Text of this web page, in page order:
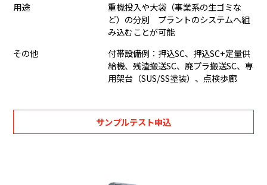
用途
重機投入や大袋（事業系の生ゴミな
ど）の分別 プラントのシステムへ組
み込むことが可能
その他
付帯設備例：押込SC、押込SC+定量供
給機、残渣搬送SC、廃プラ搬送SC、専
用架台（SUS/SS塗装）、点検歩廊
サンプルテスト申込